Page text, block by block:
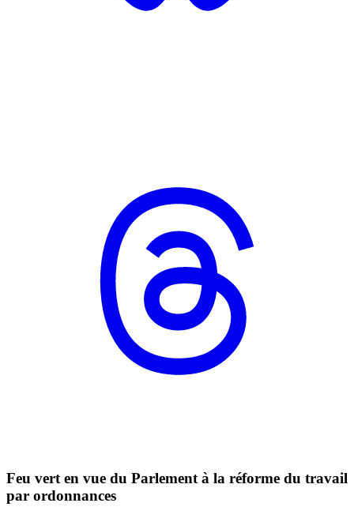
Feu vert en vue du Parlement à la réforme du travail
par ordonnances